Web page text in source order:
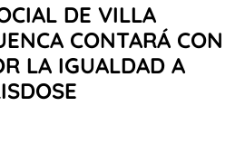
DE VILLA
CONTARÁ CON
LA IGUALDAD A